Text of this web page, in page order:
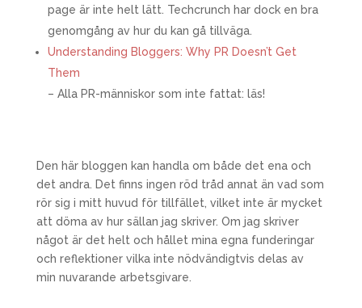
page är inte helt lätt. Techcrunch har dock en bra
genomgång av hur du kan gå tillväga.
Understanding Bloggers: Why PR Doesn’t Get
Them
– Alla PR-människor som inte fattat: läs!
Den här bloggen kan handla om både det ena och
det andra. Det finns ingen röd tråd annat än vad som
rör sig i mitt huvud för tillfället, vilket inte är mycket
att döma av hur sällan jag skriver. Om jag skriver
något är det helt och hållet mina egna funderingar
och reflektioner vilka inte nödvändigtvis delas av
min nuvarande arbetsgivare.